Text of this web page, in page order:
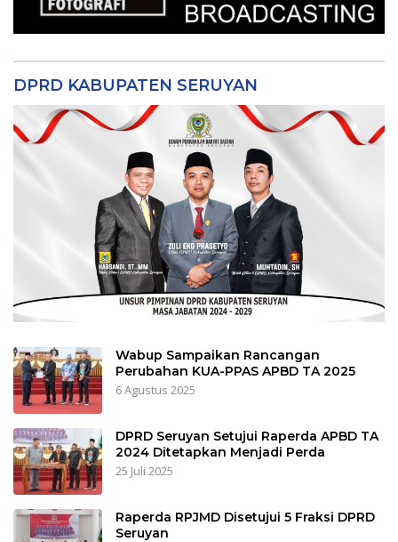
DPRD KABUPATEN SERUYAN
Wabup Sampaikan Rancangan
Perubahan KUA-PPAS APBD TA 2025
6 Agustus 2025
DPRD Seruyan Setujui Raperda APBD TA
2024 Ditetapkan Menjadi Perda
25 Juli 2025
Raperda RPJMD Disetujui 5 Fraksi DPRD
Seruyan